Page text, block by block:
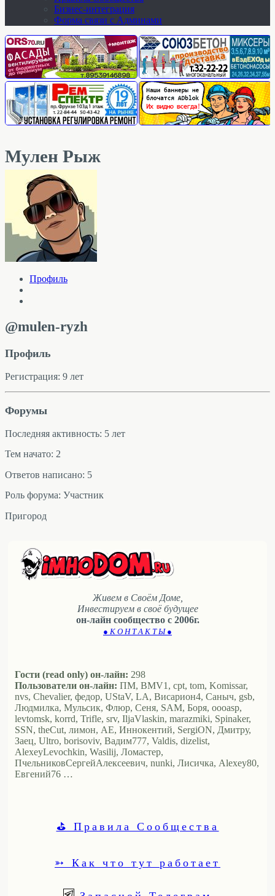
Бизнес-интеграция
Форма связи с Админами
Мулен Рыж
Профиль
@mulen-ryzh
Профиль
Регистрация: 9 лет
Форумы
Последняя активность: 5 лет
Тем начато: 2
Ответов написано: 5
Роль форума: Участник
Пригород
Живем в Своём Доме,
Инвестируем в своё будущее
он-лайн сообщество с 2006г.
● К О Н Т А К Т Ы ●
Гости (read only) он-лайн: 298
Пользователи он-лайн: ПМ, BMV1, cpt, tom, Komissar,
nvs, Chevalier, федор, UStaV, LA, Висариoн4, Саныч, gsb,
Людмилка, Мульсик, Флюр, Сеня, SAM, Боря, oooasp,
levtomsk, korrd, Trifle, srv, IljaVlaskin, marazmiki, Spinaker,
SSN, theCut, лимон, АЕ, Иннокентий, SergiON, Дмитру,
Заец, Ultro, borisoviv, Вадим777, Valdis, dizelist,
AlexeyLevochkin, Wasilij, Ломастер,
ПчельниковСергейАлексеевич, nunki, Лисичка, Alexey80,
Евгений76 …
⛳ Правила Сообщества
➳ Как что тут работает